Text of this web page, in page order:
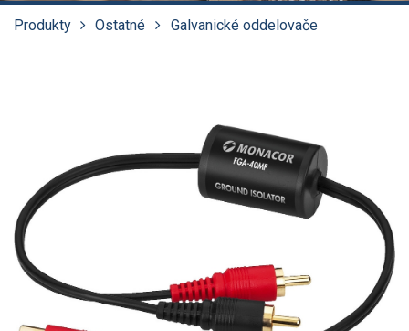
Produkty Ostatné Galvanické oddelovače